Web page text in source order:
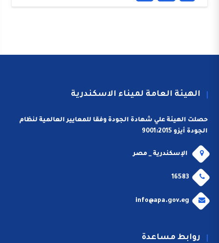
الهيئة العامة لميناء الاسكندرية
حصلت الهيئة علي شهادة الجودة وفقا للمعايير العالمية لنظام
الجودة أيزو 9001:2015
الإسكندرية _ مصر
16583
info@apa.gov.eg
روابط مساعدة